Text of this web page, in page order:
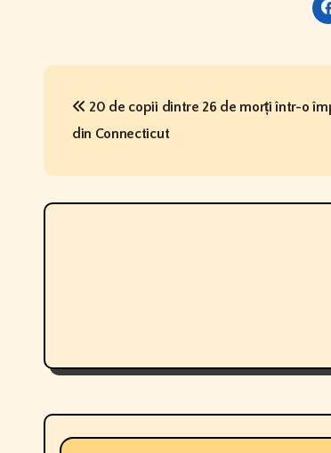
P
t
g
a
20 de copii dintre 26 de morți într-o
din Connecticut